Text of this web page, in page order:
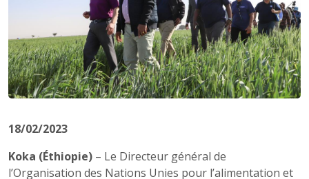
18/02/2023
Koka (Éthiopie) – Le Directeur général de
l’Organisation des Nations Unies pour l’alimentation et